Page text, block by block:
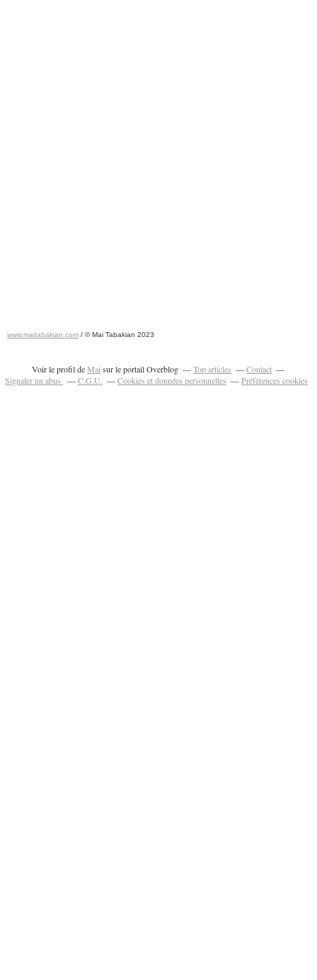
www.maitabakian.com / © Mai Tabakian 2023
Voir le profil deMaisur le portail Overblog Top articles
Contact
Signaler un abus
C.G.U. Cookies et données personnelles Préférences cookies